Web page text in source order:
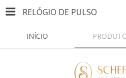
RELÓGIO DE PULSO
INÍCIO